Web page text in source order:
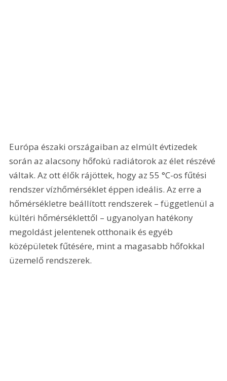
Európa északi országaiban az elmúlt évtizedek
során az alacsony hőfokú radiátorok az élet részévé
váltak. Az ott élők rájöttek, hogy az 55 °C-os fűtési
rendszer vízhőmérséklet éppen ideális. Az erre a
hőmérsékletre beállított rendszerek – függetlenül a
kültéri hőmérséklettől – ugyanolyan hatékony
megoldást jelentenek otthonaik és egyéb
középületek fűtésére, mint a magasabb hőfokkal
üzemelő rendszerek.